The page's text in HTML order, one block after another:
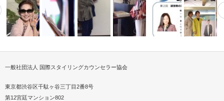
ァッション撮影
ISCA勉強会最高のリトリート
んな職業か？…を応援する
一般社団法人 国際スタイリングカウンセラー協会
東京都渋谷区千駄ヶ谷三丁目2番8号
第12宮廷マンション802